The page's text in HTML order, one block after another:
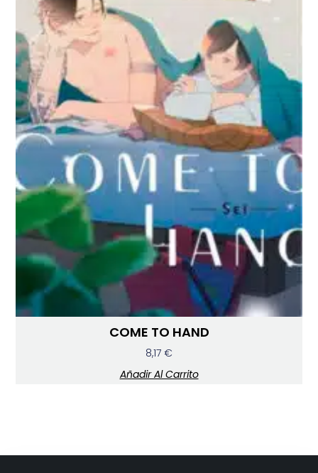
COME TO HAND
8,17 €
Añadir Al Carrito